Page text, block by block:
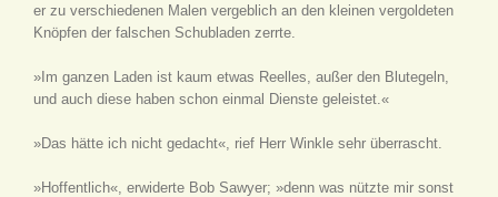
er zu verschiedenen Malen vergeblich an den kleinen vergoldeten
Knöpfen der falschen Schubladen zerrte.
»Im ganzen Laden ist kaum etwas Reelles, außer den Blutegeln,
und auch diese haben schon einmal Dienste geleistet.«
»Das hätte ich nicht gedacht«, rief Herr Winkle sehr überrascht.
»Hoffentlich«, erwiderte Bob Sawyer; »denn was nützte mir sonst